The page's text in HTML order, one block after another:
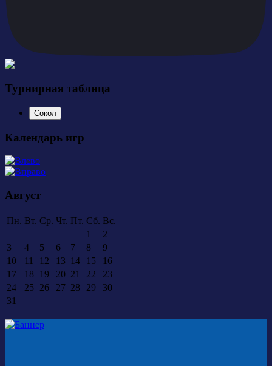
Турнирная таблица
Сокол
Календарь игр
Август
Пн. Вт. Ср. Чт. Пт. Сб. Вс.
1
2
3
4 5 6 7 8
9
10
11 12 13 14 15
16
17
18 19 20 21 22
23
24
25 26 27 28 29
30
31